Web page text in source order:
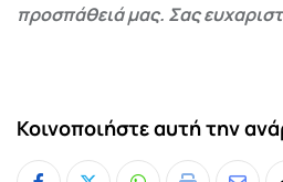
προσπάθειά μας. Σας
Κοινοποιήστε αυτή την